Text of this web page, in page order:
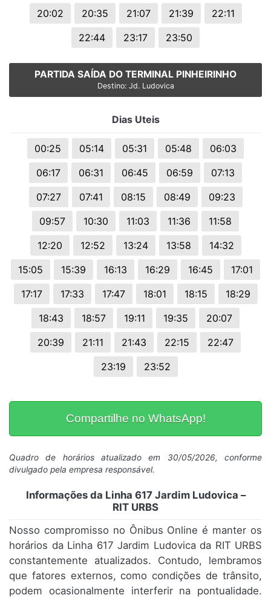
20:02
20:35 21:07 21:39
22:11
22:44
23:17 23:50
PARTIDA SAÍDA DO TERMINAL PINHEIRINHO
Destino: Jd. Ludovica
Dias Uteis
00:25 05:14 05:31 05:48
06:03
06:17
06:31 06:45 06:59
07:13
07:27
07:41 08:15 08:49
09:23
09:57
10:30 11:03 11:36
11:58
12:20
12:52 13:24 13:58
14:32
15:05
15:39 16:13 16:29 16:45
17:01
17:17
17:33 17:47 18:01 18:15
18:29
18:43
18:57 19:11 19:35
20:07
20:39
21:11 21:43 22:15
22:47
23:19
23:52
Compartilhe no WhatsApp!
Quadro de horários atualizado em 30/05/2026, conforme
divulgado pela empresa responsável.
Informações da Linha 617 Jardim Ludovica –
RIT URBS
Nosso compromisso no Ônibus Online é manter os
horários da Linha 617 Jardim Ludovica da RIT URBS
constantemente atualizados. Contudo, lembramos
que fatores externos, como condições de trânsito,
podem ocasionalmente interferir na pontualidade.